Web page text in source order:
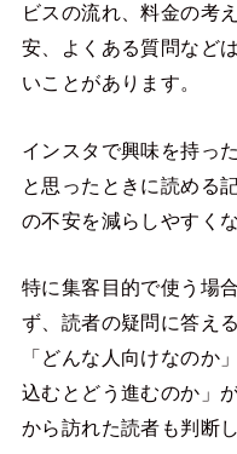
ビスの流れ、料金の考
安、よくある質問など
いことがあります。
インスタで興味を持っ
と思ったときに読める
の不安を減らしやすく
特に集客目的で使う場
ず、読者の疑問に答え
「どんな人向けなのか
込むとどう進むのか」
から訪れた読者も判断